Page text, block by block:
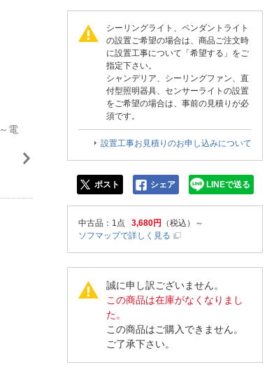
電
シーリングライト、ペンダントライト
の設置ご希望の場合は、商品ご注文時
に設置工事について「希望する」をご
指定下さい。
シャンデリア、シーリングファン、直
付型照明器具、センサーライトの設置
をご希望の場合は、事前の見積りが必
須です。
設置工事お見積りのお申し込みについて
ポスト シェア LINEで送る
中古品 ：1点 3,680円
（税込）～
ソフマップで詳しく見る
誠に申し訳ございません。
この商品は在庫がなくなりまし
た。
この商品はご購入できません。
ご了承下さい。